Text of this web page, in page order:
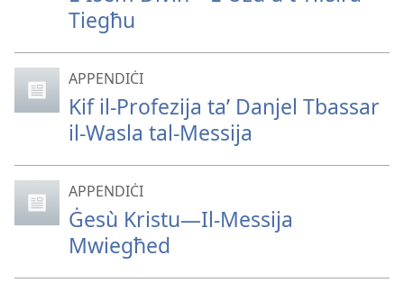
Tiegħu
APPENDIĊI
Kif il-Profezija taʼ Danjel Tbassar
il-Wasla tal-Messija
APPENDIĊI
Ġesù Kristu—Il-Messija
Mwiegħed